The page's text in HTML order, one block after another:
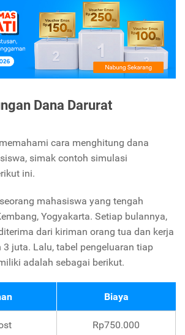
Dana Darurat
cara menghitung dana
simak contoh simulasi
ini.
mahasiswa yang tengah
Yogyakarta. Setiap bulannya,
dari kiriman orang tua dan kerja
juta. Lalu, tabel pengeluaran tiap
adalah sebagai berikut.
Biaya
Rp750.000